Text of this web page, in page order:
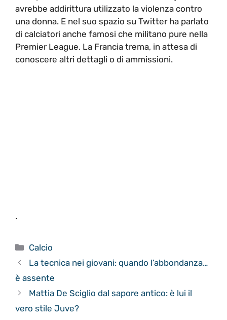
avrebbe addirittura utilizzato la violenza contro
una donna. E nel suo spazio su Twitter ha parlato
di calciatori anche famosi che militano pure nella
Premier League. La Francia trema, in attesa di
conoscere altri dettagli o di ammissioni.
.
Categorie
Calcio
La tecnica nei giovani: quando l’abbondanza…
è assente
Mattia De Sciglio dal sapore antico: è lui il
vero stile Juve?